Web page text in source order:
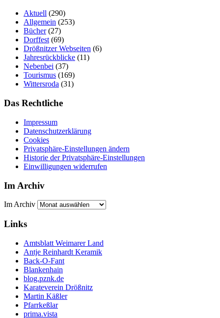
Aktuell (290)
Allgemein (253)
Bücher(27)
Dorffest (69)
Drößnitzer Webseiten (6)
Jahresrückblicke (11)
Nebenbei (37)
Tourismus (169)
Wittersroda (31)
Das Rechtliche
Impressum
Datenschutzerklärung
Cookies
Privatsphäre-Einstellungen ändern
Historie der Privatsphäre-Einstellungen
Einwilligungen widerrufen
Im Archiv
Im Archiv
Links
Amtsblatt Weimarer Land
Antje Reinhardt Keramik
Back-O-Fant
Blankenhain
blog.pznk.de
Karateverein Drößnitz
Martin Käßler
Pfarrkeßlar
prima.vista